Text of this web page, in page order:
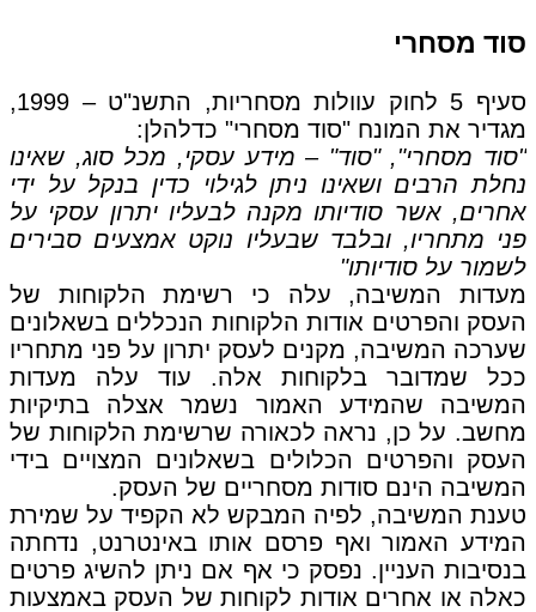
סוד מסחרי
סעיף 5 לחוק עוולות מסחריות, התשנ"ט – 1999,
מגדיר את המונח "סוד מסחרי" כדלהלן:
"סוד מסחרי", "סוד" – מידע עסקי, מכל סוג, שאינו
נחלת הרבים ושאינו ניתן לגילוי כדין בנקל על ידי
אחרים, אשר סודיותו מקנה לבעליו יתרון עסקי על
פני מתחריו, ובלבד שבעליו נוקט אמצעים סבירים
לשמור על סודיותו"
מעדות המשיבה, עלה כי רשימת הלקוחות של
העסק והפרטים אודות הלקוחות הנכללים בשאלונים
שערכה המשיבה, מקנים לעסק יתרון על פני מתחריו
ככל שמדובר בלקוחות אלה. עוד עלה מעדות
המשיבה שהמידע האמור נשמר אצלה בתיקיות
מחשב. על כן, נראה לכאורה שרשימת הלקוחות של
העסק והפרטים הכלולים בשאלונים המצויים בידי
המשיבה הינם סודות מסחריים של העסק.
טענת המשיבה, לפיה המבקש לא הקפיד על שמירת
המידע האמור ואף פרסם אותו באינטרנט, נדחתה
בנסיבות העניין. נפסק כי אף אם ניתן להשיג פרטים
כאלה או אחרים אודות לקוחות של העסק באמצעות